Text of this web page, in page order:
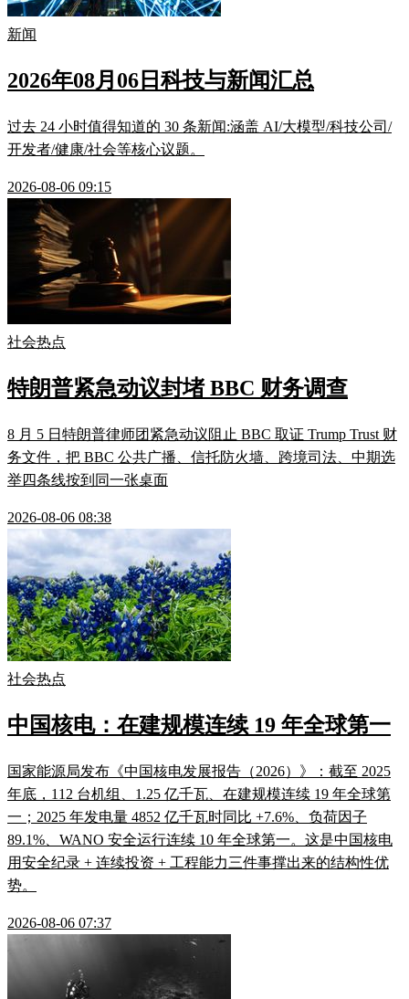
新闻
2026年08月06日科技与新闻汇总
过去 24 小时值得知道的 30 条新闻:涵盖 AI/大模型/科技公司/
开发者/健康/社会等核心议题。
2026-08-06 09:15
社会热点
特朗普紧急动议封堵 BBC 财务调查
8 月 5 日特朗普律师团紧急动议阻止 BBC 取证 Trump Trust 财
务文件，把 BBC 公共广播、信托防火墙、跨境司法、中期选
举四条线按到同一张桌面
2026-08-06 08:38
社会热点
中国核电：在建规模连续 19 年全球第一
国家能源局发布《中国核电发展报告（2026）》：截至 2025
年底，112 台机组、1.25 亿千瓦、在建规模连续 19 年全球第
一；2025 年发电量 4852 亿千瓦时同比 +7.6%、负荷因子
89.1%、WANO 安全运行连续 10 年全球第一。这是中国核电
用安全纪录 + 连续投资 + 工程能力三件事撑出来的结构性优
势。
2026-08-06 07:37